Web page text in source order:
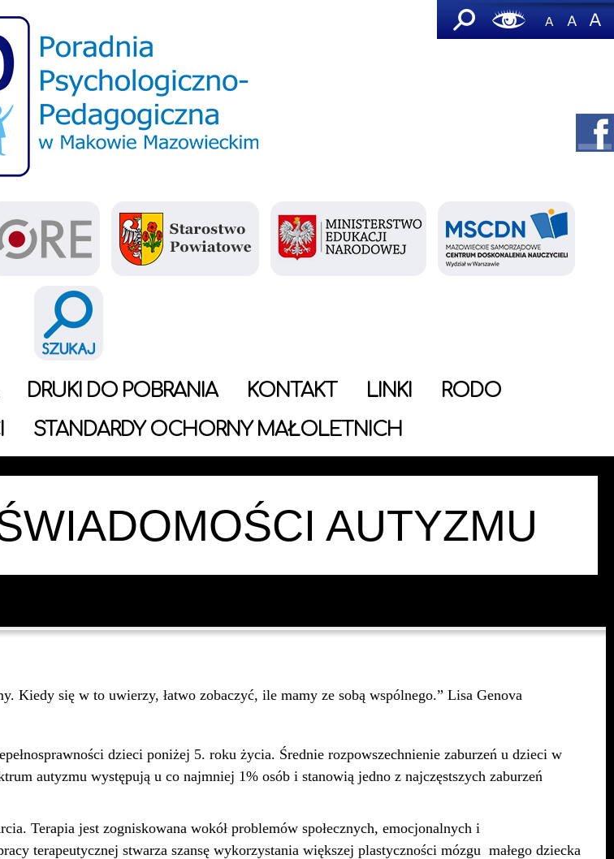
DRUKI DO POBRANIA KONTAKT LINKI
RODO
STANDARDY OCHORNY MAŁOLETNICH
AUTYZMU
Kiedy się w to uwierzy, łatwo zobaczyć, ile mamy ze sobą wspólnego.” Lisa Genova
dzieci poniżej 5. roku życia. Średnie rozpowszechnienie zaburzeń u dzieci w
autyzmu występują u co najmniej 1% osób i stanowią jedno z najczęstszych zaburzeń
Terapia jest zogniskowana wokół problemów społecznych, emocjonalnych i
terapeutycznej stwarza szansę wykorzystania większej plastyczności mózgu małego dziecka